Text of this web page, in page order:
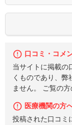
口コミ・コメ
当サイトに掲載の
くものであり、弊
ません。 ご覧の
医療機関の方
投稿された口コミ